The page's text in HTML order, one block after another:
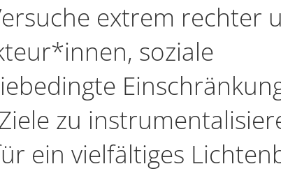
extrem rechter
soziale
zu
ein vielfältiges